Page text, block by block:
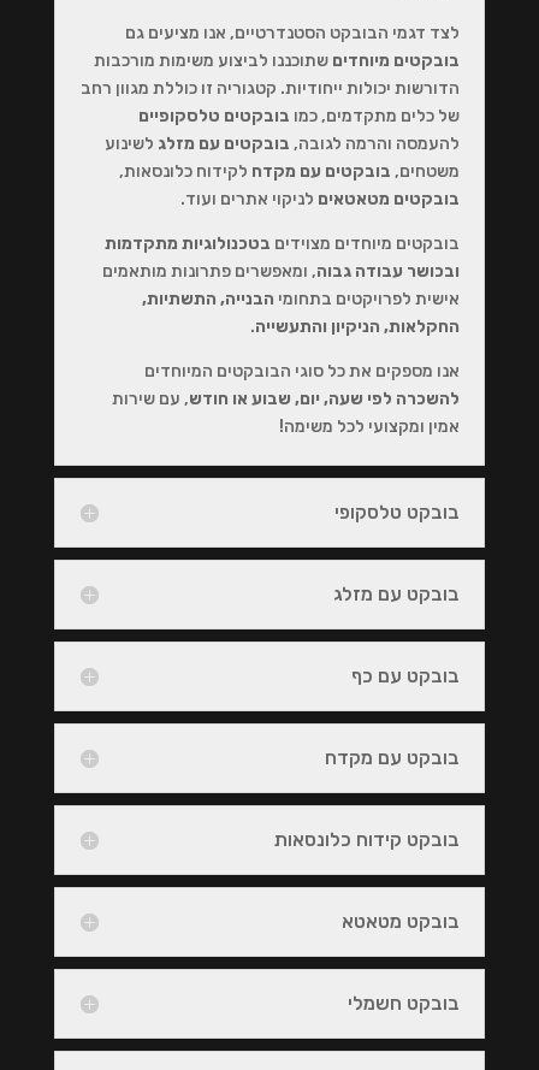
לצד דגמי הבובקט הסטנדרטיים, אנו מציעים גם
בובקטים מיוחדים שתוכננו לביצוע משימות מורכבות
הדורשות יכולות ייחודיות. קטגוריה זו כוללת מגוון רחב
של כלים מתקדמים, כמו בובקטים טלסקופיים
להעמסה והרמה לגובה, בובקטים עם מזלג לשינוע
משטחים, בובקטים עם מקדח לקידוח כלונסאות,
בובקטים מטאטאים לניקוי אתרים ועוד.
בובקטים מיוחדים מצוידים בטכנולוגיות מתקדמות
ובכושר עבודה גבוה, ומאפשרים פתרונות מותאמים
אישית לפרויקטים בתחומי הבנייה, התשתיות,
החקלאות, הניקיון והתעשייה.
אנו מספקים את כל סוגי הבובקטים המיוחדים
להשכרה לפי שעה, יום, שבוע או חודש, עם שירות
אמין ומקצועי לכל משימה!
בובקט טלסקופי
בובקט עם מזלג
בובקט עם כף
בובקט עם מקדח
בובקט קידוח כלונסאות
בובקט מטאטא
בובקט חשמלי